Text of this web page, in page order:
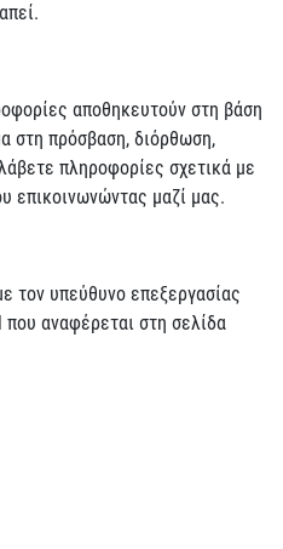
αποθηκευτούν στη βάση
στη πρόσβαση, διόρθωση,
πληροφορίες σχετικά με
επικοινωνώντας μαζί μας.
τον υπεύθυνο επεξεργασίας
αναφέρεται στη σελίδα